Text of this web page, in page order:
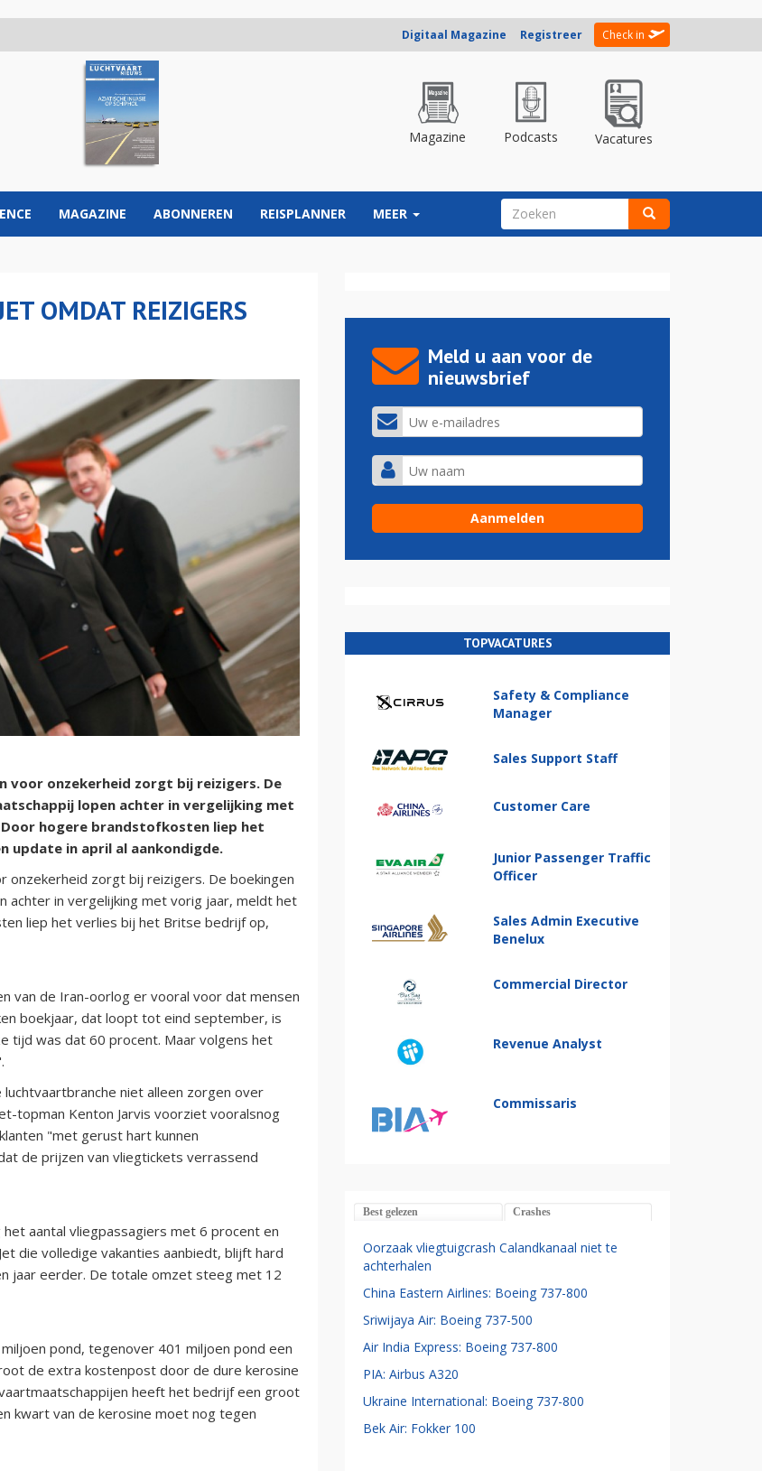
Digitaal Magazine Registreer Check in
Magazine Podcasts Vacatures
MAGAZINE ABONNEREN REISPLANNER MEER ZOEKVELD
OMDAT REIZIGERS
voor onzekerheid zorgt bij reizigers. De
lopen achter in vergelijking met
hogere brandstofkosten liep het
update in april al aankondigde.
onzekerheid zorgt bij reizigers. De boekingen
achter in vergelijking met vorig jaar, meldt het
liep het verlies bij het Britse bedrijf op,
van de Iran-oorlog er vooral voor dat mensen
boekjaar, dat loopt tot eind september, is
tijd was dat 60 procent. Maar volgens het
niet alleen zorgen over
topman Kenton Jarvis voorziet vooralsnog
"met gerust hart kunnen
de prijzen van vliegtickets verrassend
aantal vliegpassagiers met 6 procent en
die volledige vakanties aanbiedt, blijft hard
jaar eerder. De totale omzet steeg met 12
pond, tegenover 401 miljoen pond een
de extra kostenpost door de dure kerosine
heeft het bedrijf een groot
kwart van de kerosine moet nog tegen
Meld u aan voor de
nieuwsbrief
TOPVACATURES
Safety & Compliance
Manager
Sales Support Staff
Customer Care
Junior Passenger Traffic
Officer
Sales Admin Executive
Benelux
Commercial Director
Revenue Analyst
Commissaris
Best gelezen Crashes
Oorzaak vliegtuigcrash Calandkanaal niet te
achterhalen
China Eastern Airlines: Boeing 737-800
Sriwijaya Air: Boeing 737-500
Air India Express: Boeing 737-800
PIA: Airbus A320
Ukraine International: Boeing 737-800
Bek Air: Fokker 100